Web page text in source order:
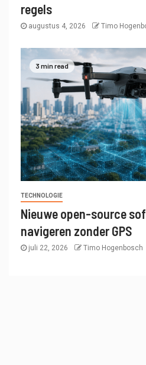
regels
augustus 4, 2026 Timo
3 min read
TECHNOLOGIE
Nieuwe open-source
navigeren zonder GPS
juli 22, 2026 Timo Hogenbosch